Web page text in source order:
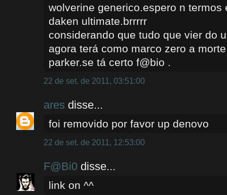
wolverine generico.espero n termos
daken ultimate.brrrrr
considerando que tudo que vier do
agora terá como marco zero a
parker.se tá certo f@bio .
22 de set. de 2011, 03:51:00
ares disse...
foi removido por favor up denovo
22 de set. de 2011, 12:53:00
F@Bi0 disse...
link on ^^